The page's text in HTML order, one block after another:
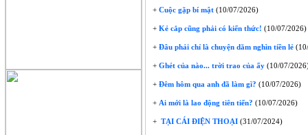
+ Cuộc gặp bí mật (10/07/2026)
+ Kẻ cắp cũng phải có kiến thức! (10/07/2026)
+ Đâu phải chỉ là chuyện dăm nghìn tiền lẻ
+ Ghét của nào... trời trao của ấy (10/07/
+ Đêm hôm qua anh đã làm gì? (10/07/2026)
+ Ai mới là lao động tiên tiến? (10/07/2026)
+ TẠI CÁI ĐIỆN THOẠI (31/07/2024)